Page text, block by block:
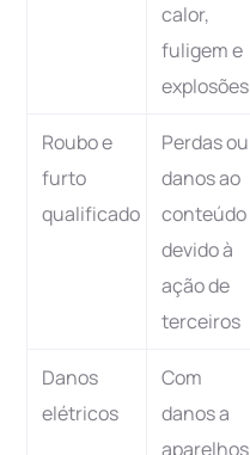
calor,
fuligem e
explosões
Roubo e
furto
qualificado
Perdas ou
danos ao
conteúdo
devido à
ação de
terceiros
Danos
elétricos
Com
danos a
aparelhos